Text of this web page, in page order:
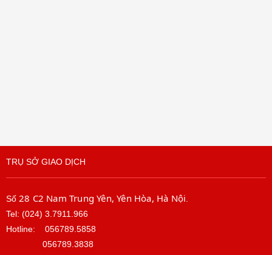
TRỤ SỞ GIAO DỊCH
Số 28 C2 Nam Trung Yên, Yên Hòa, Hà Nội
Tel: (024) 3.7911.966
Hotline: 056789.5858
056789.3838